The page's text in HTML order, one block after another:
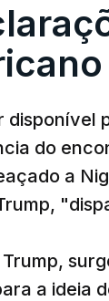
disponível
do
a
a ideia